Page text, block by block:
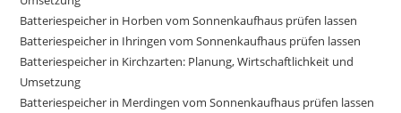
Batteriespeicher in Horben vom Sonnenkaufhaus prüfen lassen
Batteriespeicher in Ihringen vom Sonnenkaufhaus prüfen lassen
Batteriespeicher in Kirchzarten: Planung, Wirtschaftlichkeit und
Umsetzung
Batteriespeicher in Merdingen vom Sonnenkaufhaus prüfen lassen